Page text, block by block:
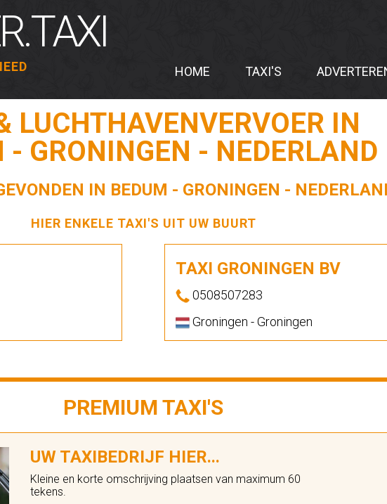
HOME TAXI'S
LUCHTHAVENVERVOER IN
- GRONINGEN - NEDERLAND
IN BEDUM - GRONINGEN -
HIER ENKELE TAXI'S UIT UW BUURT
TAXI GRONINGEN BV
0508507283
Groningen - Groningen
PREMIUM TAXI'S
UW TAXIBEDRIJF HIER...
Kleine en korte omschrijving plaatsen van maximum 60
tekens.